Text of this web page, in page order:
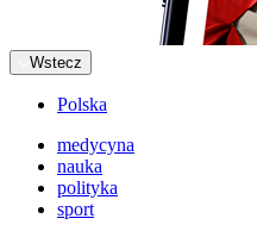
Wstecz
Polska
medycyna
nauka
polityka
sport